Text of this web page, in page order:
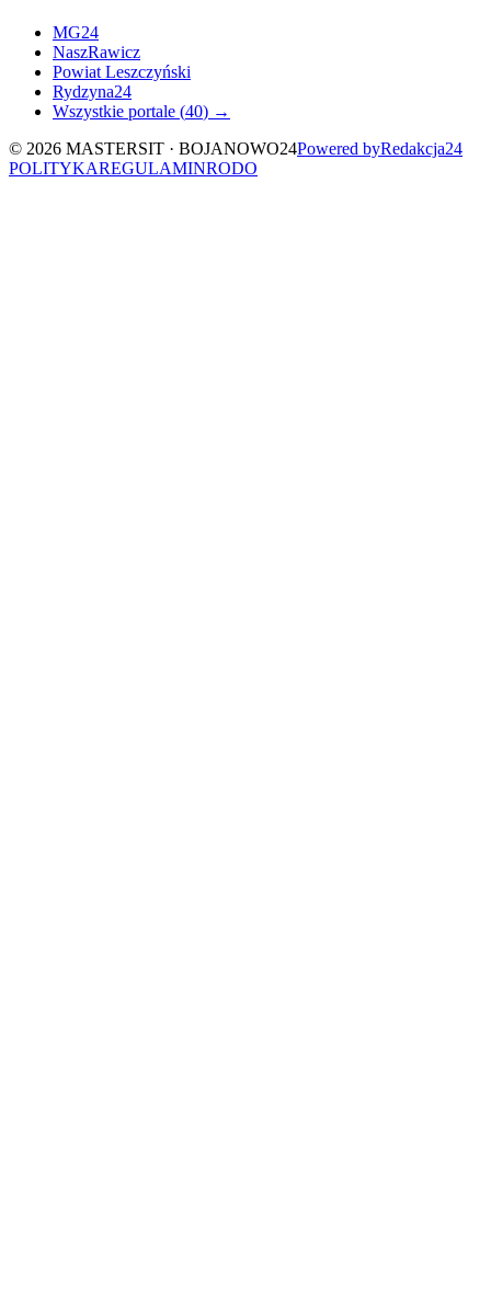
MG24
NaszRawicz
Powiat Leszczyński
Rydzyna24
Wszystkie portale (40) →
© 2026 MASTERSIT · BOJANOWO24Powered byRedakcja24
POLITYKAREGULAMINRODO